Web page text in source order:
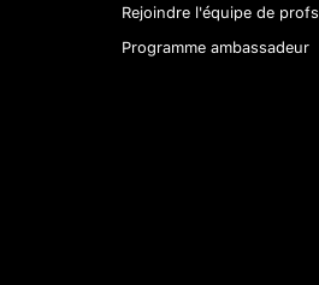
Rejoindre l'équipe de profs
Programme ambassadeur